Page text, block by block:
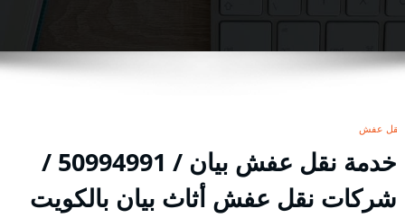
نقل عفش
خدمة نقل عفش بيان / 50994991 /
شركات نقل عفش أثاث بيان بالكويت